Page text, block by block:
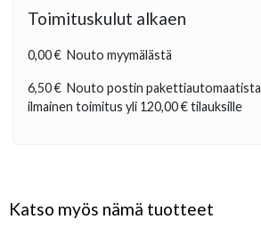
Toimituskulut alkaen
0,00 € Nouto myymälästä
6,50 € Nouto postin pakettiautomaatista
ilmainen toimitus yli 120,00 €tilauksille
Katso myös nämä tuotteet